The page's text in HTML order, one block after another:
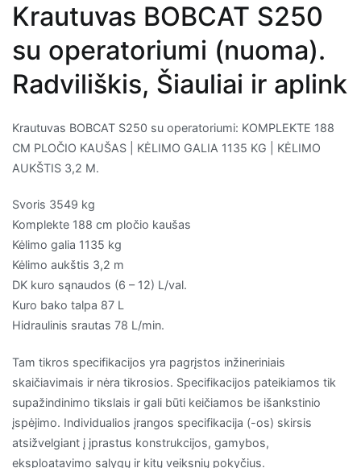
Krautuvas BOBCAT S250
su operatoriumi (nuoma).
Radviliškis, Šiauliai ir aplink
Krautuvas BOBCAT S250 su operatoriumi: KOMPLEKTE 188
CM PLOČIO KAUŠAS | KĖLIMO GALIA 1135 KG | KĖLIMO
AUKŠTIS 3,2 M.
Svoris 3549 kg
Komplekte 188 cm pločio kaušas
Kėlimo galia 1135 kg
Kėlimo aukštis 3,2 m
DK kuro sąnaudos (6 – 12) L/val.
Kuro bako talpa 87 L
Hidraulinis srautas 78 L/min.
Tam tikros specifikacijos yra pagrįstos inžineriniais
skaičiavimais ir nėra tikrosios. Specifikacijos pateikiamos tik
supažindinimo tikslais ir gali būti keičiamos be išankstinio
įspėjimo. Individualios įrangos specifikacija (-os) skirsis
atsižvelgiant į įprastus konstrukcijos, gamybos,
eksploatavimo sąlygų ir kitų veiksnių pokyčius.